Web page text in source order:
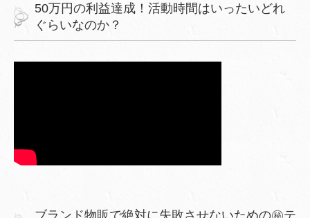
50万円の利益達成！活動時間はいったいどれ
ぐらいなのか？
ブランド物販で絶対に失敗させないための㊙︎テ